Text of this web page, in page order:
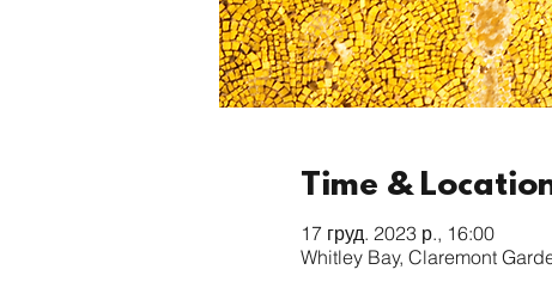
Time &
17 груд. 2023 р., 16:00
Whitley Bay, Claremont